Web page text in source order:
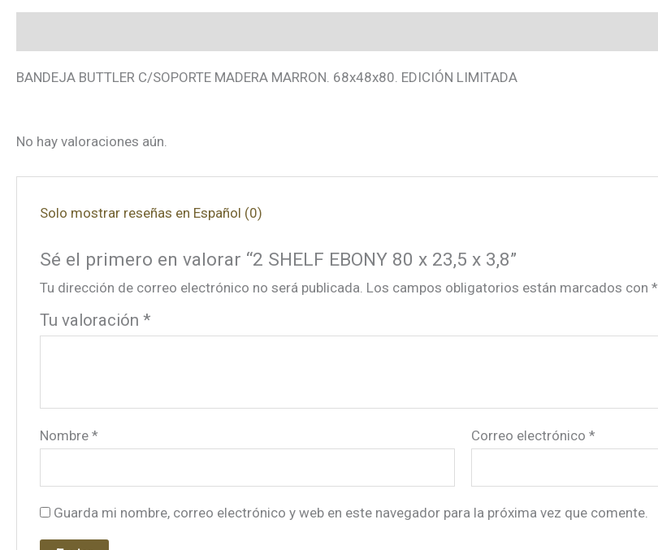
BANDEJA BUTTLER C/SOPORTE MADERA MARRON. 68x48x80. EDICIÓN LIMITADA
No hay valoraciones aún.
Solo mostrar reseñas en Español (0)
Sé el primero en valorar “2 SHELF EBONY 80 x 23,5 x 3,8”
Tu dirección de correo electrónico no será publicada. Los campos obligatorios están marcados con*
Tu valoración*
Nombre* Correo electrónico*
Guarda mi nombre, correo electrónico y web en este navegador para la próxima vez que comente.